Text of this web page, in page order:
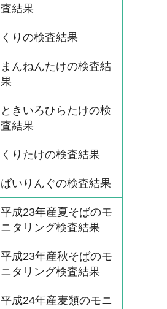
査結果
くりの検査結果
まんねんたけの検査結
果
ときいろひらたけの検
査結果
くりたけの検査結果
ばいりんぐの検査結果
平成23年産夏そばのモ
ニタリング検査結果
平成23年産秋そばのモ
ニタリング検査結果
平成24年産麦類のモニ